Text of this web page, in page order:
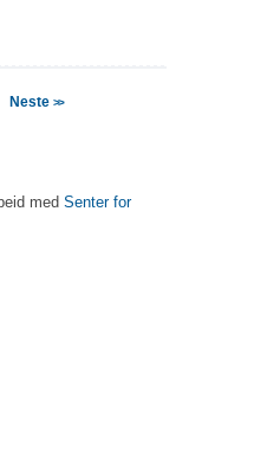
Neste >>
med Senter for